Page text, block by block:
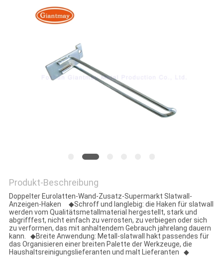
Produkt-Beschreibung
Doppelter Eurolatten-Wand-Zusatz-Supermarkt Slatwall-
Anzeigen-Haken ◆Schroff und langlebig: die Haken für slatwall
werden vom Qualitätsmetallmaterial hergestellt, stark und
abgrifffest, nicht einfach zu verrosten, zu verbiegen oder sich
zu verformen, das mit anhaltendem Gebrauch jahrelang dauern
kann. ◆Breite Anwendung: Metall-slatwall hakt passendes für
das Organisieren einer breiten Palette der Werkzeuge, die
Haushaltsreinigungslieferanten und malt Lieferanten ◆